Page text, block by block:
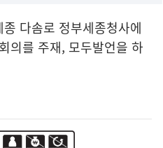
다솜로 정부세종청사에
의를 주재, 모두발언을 하